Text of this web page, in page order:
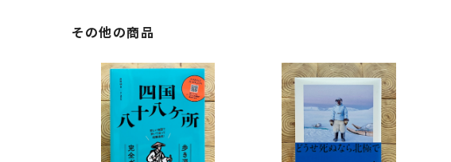
その他の商品